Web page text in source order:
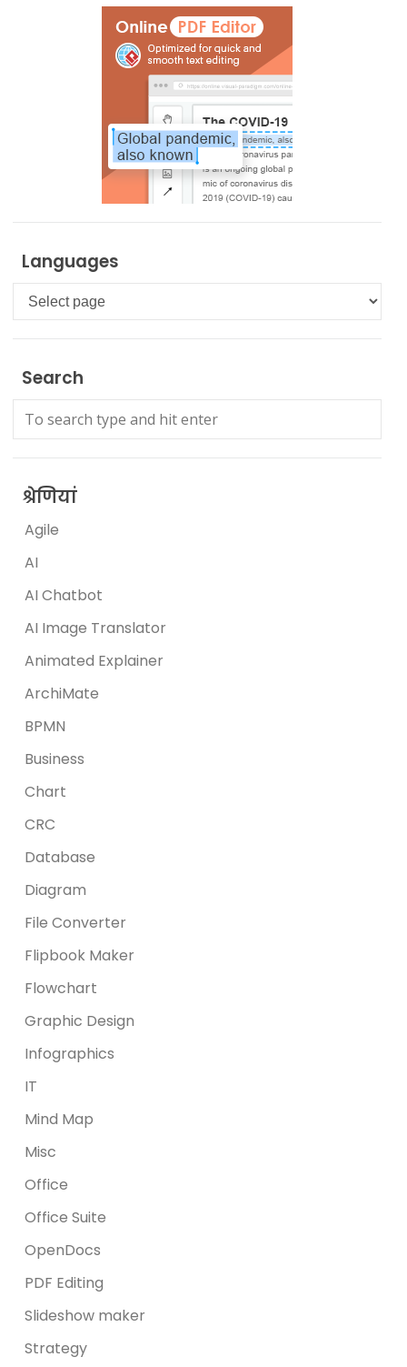
Languages
Languages
Search
श्रेणियां
Agile
AI
AI Chatbot
AI Image Translator
Animated Explainer
ArchiMate
BPMN
Business
Chart
CRC
Database
Diagram
File Converter
Flipbook Maker
Flowchart
Graphic Design
Infographics
IT
Mind Map
Misc
Office
Office Suite
OpenDocs
PDF Editing
Slideshow maker
Strategy